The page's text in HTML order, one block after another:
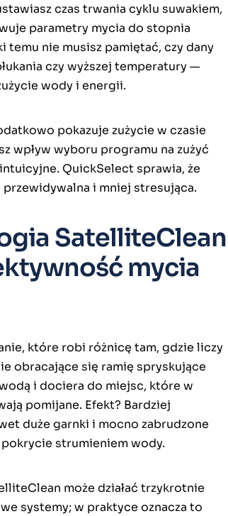
czas trwania cyklu suwakiem,
parametry mycia do stopnia
temu nie musisz pamiętać, czy dany
czy wyższej temperatury —
wody i energii.
pokazuje zużycie w czasie
wpływ wyboru programu na zużyć
QuickSelect sprawia, że
i mniej stresująca.
SatelliteClean
mycia
które robi różnicę tam, gdzie liczy
obracające się ramię spryskujące
i dociera do miejsc, które w
pomijane. Efekt? Bardziej
duże garnki i mocno zabrudzone
pokrycie strumieniem wody.
może działać trzykrotnie
systemy; w praktyce oznacza to